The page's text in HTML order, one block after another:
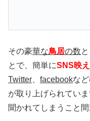
その豪華な鳥居の数と
とで、簡単にSNS映え
Twitter
facebookな
が取り上げられてい
聞かれてしまうこと間